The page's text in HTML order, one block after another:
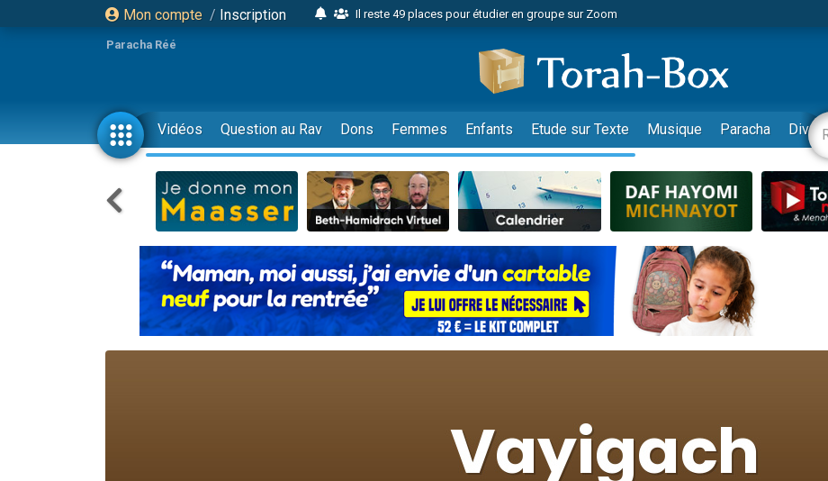
Mon compte / Inscription
Il reste 49 places pour étudier en groupe sur Zoom
2 personnes viennent de nous rejoindre sur WhatsApp
6 personnes viennent de nous rejoindre sur WhatsApp
4 personnes viennent de faire un don pour Reloger Rivka, 6 enfants, victime de violences...
2 personnes viennent de faire un don pour 1 Journée de Vacances Pour les Enfants
17 personnes viennent de demander une bénédiction
4 personnes viennent de nous rejoindre sur WhatsApp
Il reste 49 places pour étudier en groupe sur Zoom
Eva vient de donner son Maasser
4 personnes viennent de nous rejoindre sur WhatsApp
3 personnes viennent de nous rejoindre sur WhatsApp
Odaya vient de donner son Maasser
30 personnes viennent de faire un don pour Sauvez la jambe de Yohan
Il reste 49 places pour étudier en groupe sur Zoom
Paracha Réé
Vidéos Question au Rav Dons Femmes Enfants Etude sur Texte Musique Paracha